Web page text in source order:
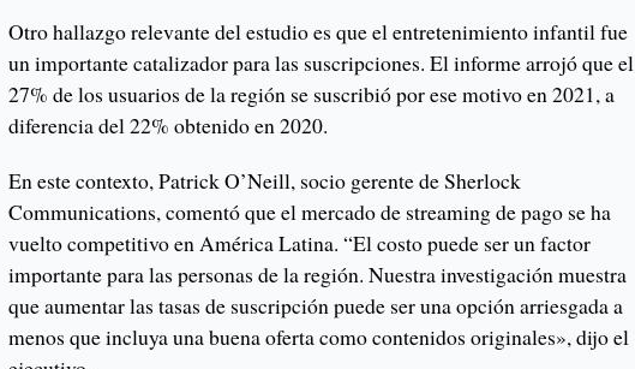
Otro hallazgo relevante del estudio es que el entretenimiento infantil fue
un importante catalizador para las suscripciones. El informe arrojó que el
27% de los usuarios de la región se suscribió por ese motivo en 2021, a
diferencia del 22% obtenido en 2020.
En este contexto, Patrick O’Neill, socio gerente de Sherlock
Communications, comentó que el mercado de streaming de pago se ha
vuelto competitivo en América Latina. “El costo puede ser un factor
importante para las personas de la región. Nuestra investigación muestra
que aumentar las tasas de suscripción puede ser una opción arriesgada a
menos que incluya una buena oferta como contenidos originales», dijo el